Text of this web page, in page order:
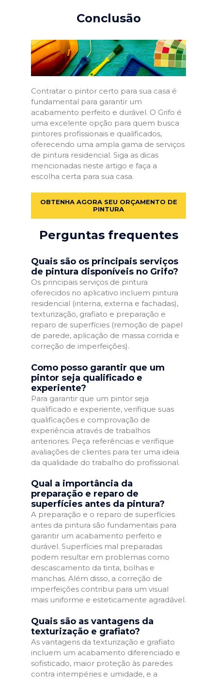
Conclusão
Contratar o pintor certo para sua casa é
fundamental para garantir um
acabamento perfeito e durável. O Grifo é
uma excelente opção para quem busca
pintores profissionais e qualificados,
oferecendo uma ampla gama de serviços
de pintura residencial. Siga as dicas
mencionadas neste artigo e faça a
escolha certa para sua casa.
OBTENHA AGORA SEU ORÇAMENTO DE
PINTURA
Perguntas frequentes
Quais são os principais serviços
de pintura disponíveis no Grifo?
Os principais serviços de pintura
oferecidos no aplicativo incluem pintura
residencial (interna, externa e fachadas),
texturização, grafiato e preparação e
reparo de superfícies (remoção de papel
de parede, aplicação de massa corrida e
correção de imperfeições).
Como posso garantir que um
pintor seja qualificado e
experiente?
Para garantir que um pintor seja
qualificado e experiente, verifique suas
qualificações e comprovação de
experiência através de trabalhos
anteriores. Peça referências e verifique
avaliações de clientes para ter uma ideia
da qualidade do trabalho do profissional.
Qual a importância da
preparação e reparo de
superfícies antes da pintura?
A preparação e o reparo de superfícies
antes da pintura são fundamentais para
garantir um acabamento perfeito e
durável. Superfícies mal preparadas
podem resultar em problemas como
descascamento da tinta, bolhas e
manchas. Além disso, a correção de
imperfeições contribui para um visual
mais uniforme e esteticamente agradável.
Quais são as vantagens da
texturização e grafiato?
As vantagens da texturização e grafiato
incluem um acabamento diferenciado e
sofisticado, maior proteção às paredes
contra intempéries e umidade, e a